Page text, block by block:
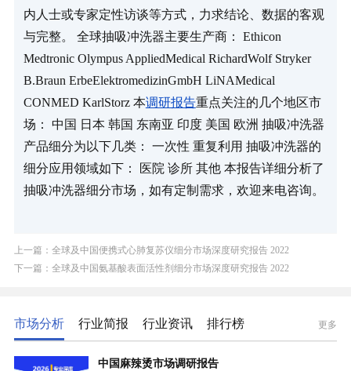
内人士或专家定性访谈等方式，力求结论、数据的客观
与完整。 全球抽吸冲洗器主要生产商： Ethicon
Medtronic Olympus AppliedMedical RichardWolf Stryker
B.Braun ErbeElektromedizinGmbH LiNAMedical
CONMED KarlStorz 本调研报告重点关注的几个地区市
场： 中国 日本 韩国 东南亚 印度 美国 欧洲 抽吸冲洗器
产品细分为以下几类： 一次性 重复利用 抽吸冲洗器的
细分应用领域如下： 医院 诊所 其他 本报告详细分析了
抽吸冲洗器细分市场，如有定制需求，欢迎来电咨询。
上一篇：全球及中国便携式心肺复苏仪细分市场深度研究报告 2022
下一篇：全球及中国氨基酸表面活性剂细分市场深度研究报告 2022
市场分析 行业简报 行业资讯 排行榜 更多
中国麻辣烫市场调研报告